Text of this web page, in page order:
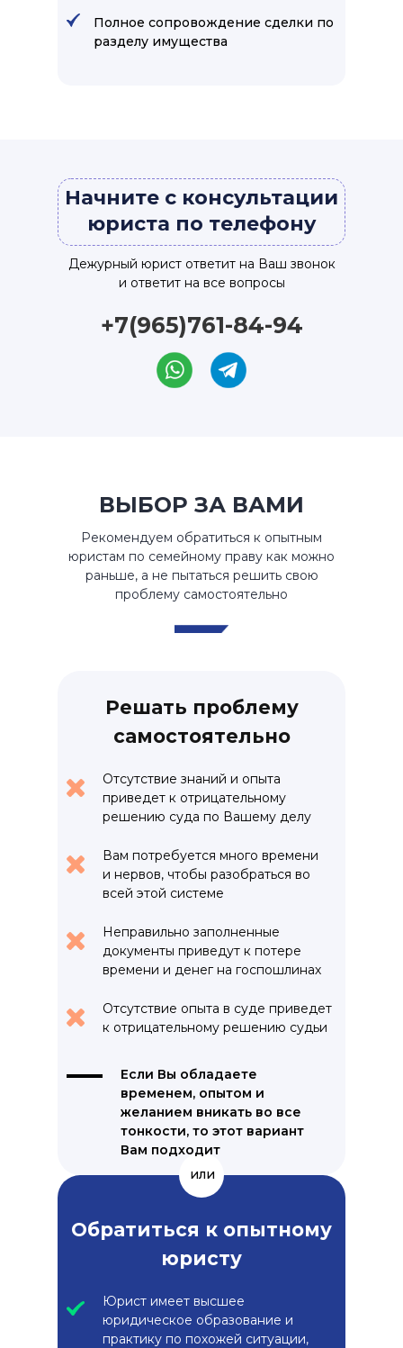
Полное сопровождение сделки по
разделу имущества
Начните с консультации
юриста по телефону
Дежурный юрист ответит на Ваш звонок
и ответит на все вопросы
+7(965)761-84-94
ВЫБОР ЗА ВАМИ
Рекомендуем обратиться к опытным
юристам по семейному праву как можно
раньше, а не пытаться решить свою
проблему самостоятельно
или
Обратиться к опытному
юристу
Решать проблему
самостоятельно
Юрист имеет высшее
юридическое образование и
практику по похожей ситуации,
Отсутствие знаний и опыта
приведет к отрицательному
решению суда по Вашему делу
Вам потребуется много времени
и нервов, чтобы разобраться во
всей этой системе
Неправильно заполненные
документы приведут к потере
времени и денег на госпошлинах
Отсутствие опыта в суде приведет
к отрицательному решению судьи
Если Вы обладаете
временем, опытом и
желанием вникать во все
тонкости, то этот вариант
Вам подходит